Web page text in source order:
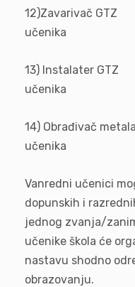
učenika
13)
učenika
14) Obrađivač
učenika
Vanredni učenici
dopunskih i
jednog zvanja/
učenike škola će
nastavu shodno
obrazovanju.